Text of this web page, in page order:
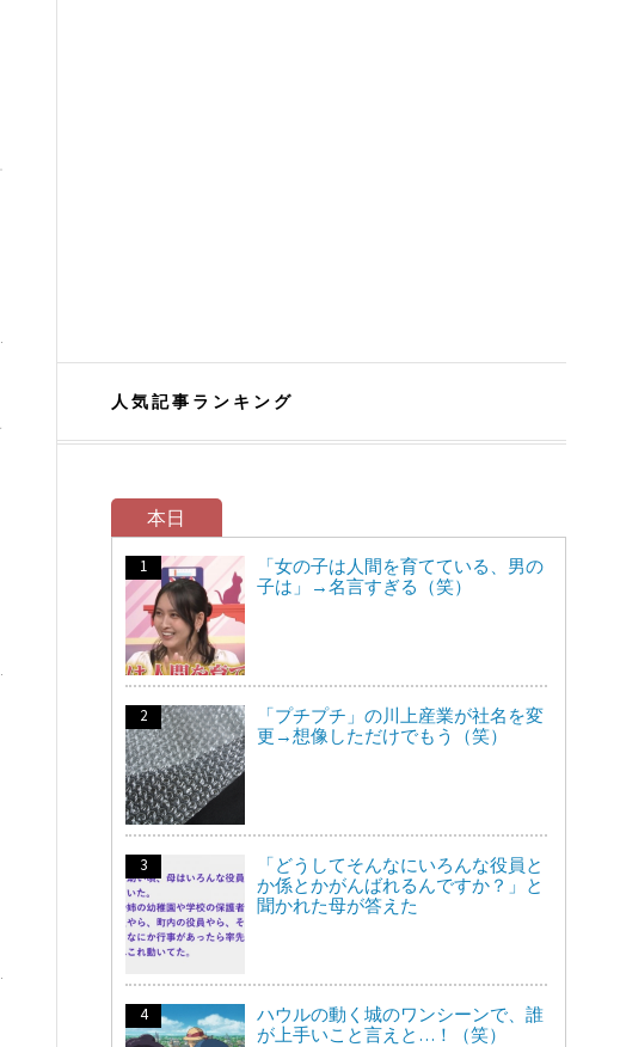
人気記事ランキング
本日
「女の子は人間を育てている、男の
子は」→名言すぎる（笑）
「プチプチ」の川上産業が社名を変
更→想像しただけでもう（笑）
「どうしてそんなにいろんな役員と
か係とかがんばれるんですか？」と
聞かれた母が答えた
ハウルの動く城のワンシーンで、誰
が上手いこと言えと…！（笑）